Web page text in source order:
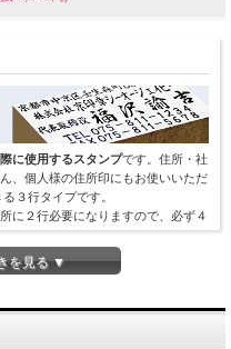
に使用するスタンプです。住所・社
、個人様の住所印にもお使いいただ
３行タイプです。
に２行必要になりますので、必ず４
、ご自由にご指定ください。
を見る ▼